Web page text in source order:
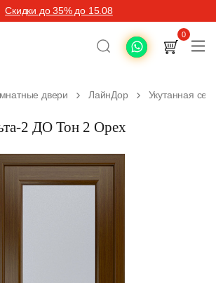
Скидки до 35% до 15.08
0
двери ЛайнДор Укутанная
2 ДО Тон 2 Орех